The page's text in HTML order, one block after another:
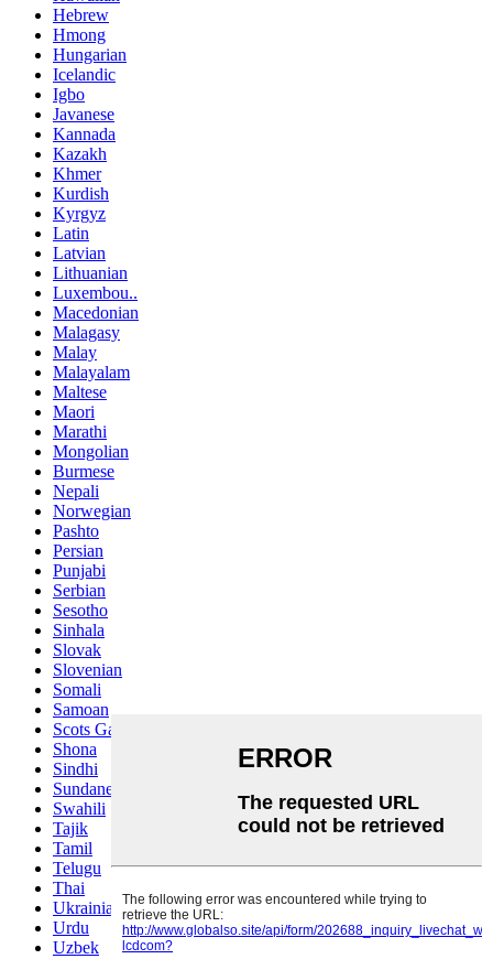
Hebrew
Hmong
Hungarian
Icelandic
Igbo
Javanese
Kannada
Kazakh
Khmer
Kurdish
Kyrgyz
Latin
Latvian
Lithuanian
Luxembou..
Macedonian
Malagasy
Malay
Malayalam
Maltese
Maori
Marathi
Mongolian
Burmese
Nepali
Norwegian
Pashto
Persian
Punjabi
Serbian
Sesotho
Sinhala
Slovak
Slovenian
Somali
Samoan
Scots Gaelic
Shona
Sindhi
Sundanese
Swahili
Tajik
Tamil
Telugu
Thai
Ukrainian
Urdu
Uzbek